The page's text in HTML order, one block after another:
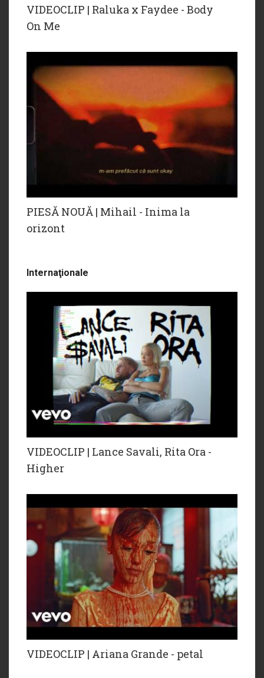
VIDEOCLIP | Raluka x Faydee - Body
On Me
PIESĂ NOUĂ | Mihail - Inima la
orizont
Internaţionale
VIDEOCLIP | Lance Savali, Rita Ora -
Higher
VIDEOCLIP | Ariana Grande - petal